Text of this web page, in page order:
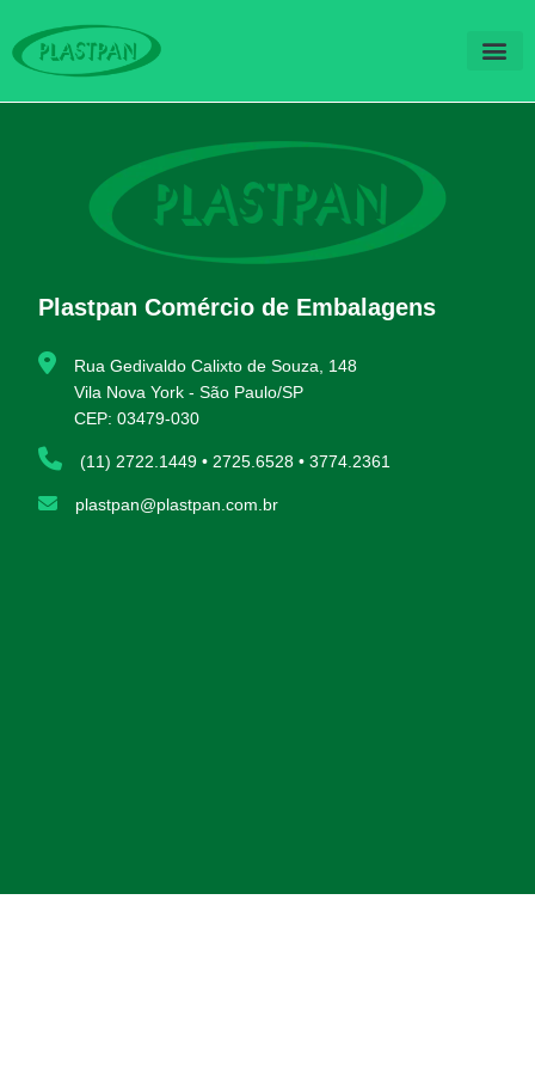
Plastpan Comércio de Embalagens
Rua Gedivaldo Calixto de Souza, 148
Vila Nova York - São Paulo/SP
CEP: 03479-030
(11) 2722.1449 • 2725.6528 • 3774.2361
plastpan@plastpan.com.br